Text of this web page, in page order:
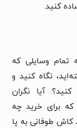
کنید.
تمام وسایلی که
نگاه کنید و
آیا نگران
که برای خرید چه
کاش طوفانی به پا